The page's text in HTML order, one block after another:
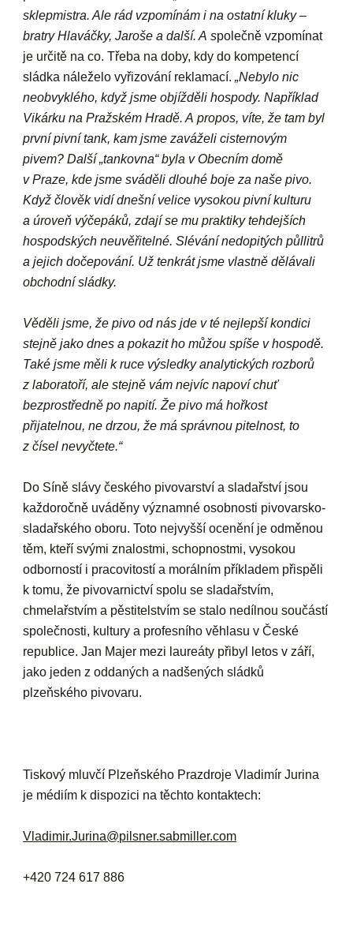
sklepmistra. Ale rád vzpomínám i na ostatní kluky –
bratry Hlaváčky, Jaroše a další. A společně vzpomínat
je určitě na co. Třeba na doby, kdy do kompetencí
sládka náleželo vyřizování reklamací.„Nebylo nic
neobvyklého, když jsme objížděli hospody. Například
Vikárku na Pražském Hradě. A propos, víte, že tam byl
první pivní tank, kam jsme zaváželi cisternovým
pivem? Další „tankovna“ byla v Obecním domě
v Praze, kde jsme sváděli dlouhé boje za naše pivo.
Když člověk vidí dnešní velice vysokou pivní kulturu
a úroveň výčepáků, zdají se mu praktiky tehdejších
hospodských neuvěřitelné. Slévání nedopitých půllitrů
a jejich dočepování. Už tenkrát jsme vlastně dělávali
obchodní sládky.
Věděli jsme, že pivo od nás jde v té nejlepší kondici
stejně jako dnes a pokazit ho můžou spíše v hospodě.
Také jsme měli k ruce výsledky analytických rozborů
z laboratoří, ale stejně vám nejvíc napoví chuť
bezprostředně po napití. Že pivo má hořkost
přijatelnou, ne drzou, že má správnou pitelnost, to
z čísel nevyčtete.“
Do Síně slávy českého pivovarství a sladařství jsou
každoročně uváděny významné osobnosti pivovarsko-
sladařského oboru. Toto nejvyšší ocenění je odměnou
těm, kteří svými znalostmi, schopnostmi, vysokou
odborností i pracovitostí a morálním příkladem přispěli
k tomu, že pivovarnictví spolu se sladařstvím,
chmelařstvím a pěstitelstvím se stalo nedílnou součástí
společnosti, kultury a profesního věhlasu v České
republice. Jan Majer mezi laureáty přibyl letos v září,
jako jeden z oddaných a nadšených sládků
plzeňského pivovaru.
Tiskový mluvčí Plzeňského Prazdroje Vladimír Jurina
je médiím k dispozici na těchto kontaktech:
Vladimir.Jurina@pilsner.sabmiller.com
+420 724 617 886